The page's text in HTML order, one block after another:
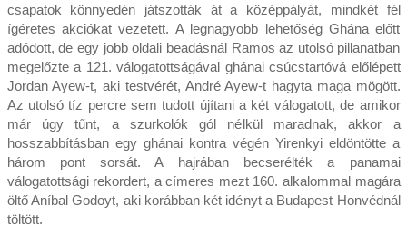
csapatok könnyedén játszották át a középpályát, mindkét fél
ígéretes akciókat vezetett. A legnagyobb lehetőség Ghána előtt
adódott, de egy jobb oldali beadásnál Ramos az utolsó pillanatban
megelőzte a 121. válogatottságával ghánai csúcstartóvá előlépett
Jordan Ayew-t, aki testvérét, André Ayew-t hagyta maga mögött.
Az utolsó tíz percre sem tudott újítani a két válogatott, de amikor
már úgy tűnt, a szurkolók gól nélkül maradnak, akkor a
hosszabbításban egy ghánai kontra végén Yirenkyi eldöntötte a
három pont sorsát. A hajrában becserélték a panamai
válogatottsági rekordert, a címeres mezt 160. alkalommal magára
öltő Aníbal Godoyt, aki korábban két idényt a Budapest Honvédnál
töltött.